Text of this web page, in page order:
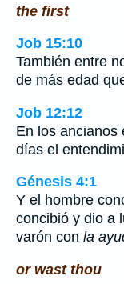
the first
Job 15:10
También entre
de más edad
Job 12:12
En los ancianos
días el
Génesis 4:1
Y el hombre
concibió y dio a
varón con la
or wast thou